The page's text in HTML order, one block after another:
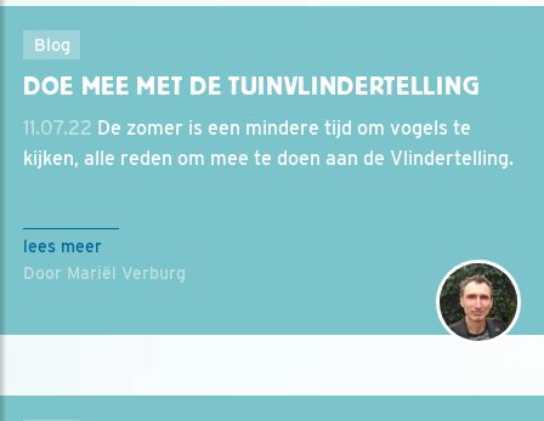
Blog
DOE MEE MET DE TUINVLINDERTELLING
11.07.22 De zomer is een mindere tijd om vogels te
kijken, alle reden om mee te doen aan de Vlindertelling.
lees meer
Door Mariël Verburg